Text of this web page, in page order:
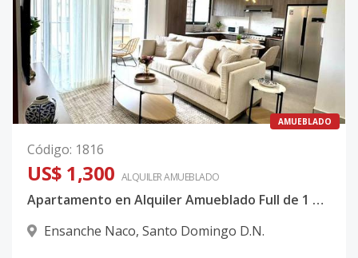
AMUEBLADO
Código: 1816
US$ 1,300 ALQUILERAMUEBLADO
Apartamento en Alquiler Amueblado Full de 1 Habitación en Naco Código: PD692
Ensanche Naco, Santo Domingo D.N.